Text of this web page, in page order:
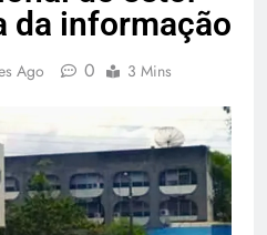
da informação
Ago 0 3 Mins